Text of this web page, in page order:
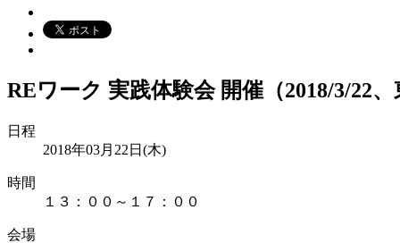
REワーク 実践体験会 開催（2018/3/22、
日程
2018年03月22日(木)
時間
１３：００～１７：００
会場